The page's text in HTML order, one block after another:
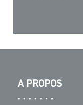
A PROPOS